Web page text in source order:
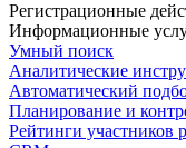
Регистрационные
Информационные
Умный поиск
Аналитические
Автоматический
Планирование и
Рейтинги участников